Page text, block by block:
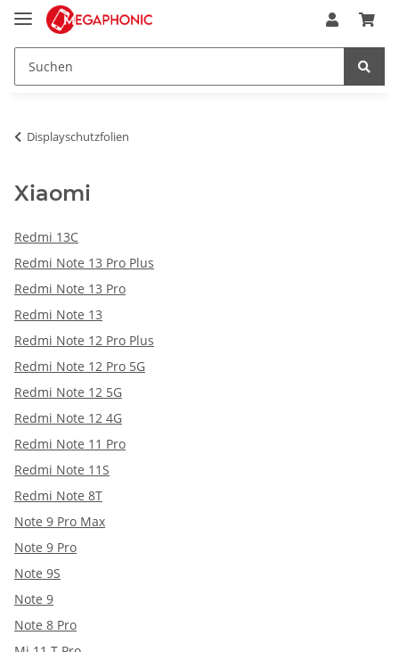
Displayschutzfolien
Xiaomi
Redmi 13C
Redmi Note 13 Pro Plus
Redmi Note 13 Pro
Redmi Note 13
Redmi Note 12 Pro Plus
Redmi Note 12 Pro 5G
Redmi Note 12 5G
Redmi Note 12 4G
Redmi Note 11 Pro
Redmi Note 11S
Redmi Note 8T
Note 9 Pro Max
Note 9 Pro
Note 9S
Note 9
Note 8 Pro